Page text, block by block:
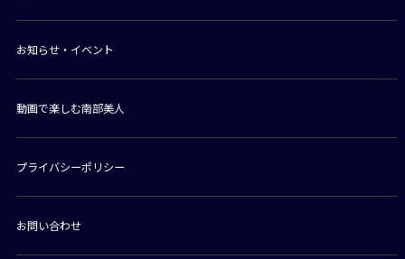
お知らせ・イベント
動画で楽しむ南部美人
プライバシーポリシー
お問い合わせ